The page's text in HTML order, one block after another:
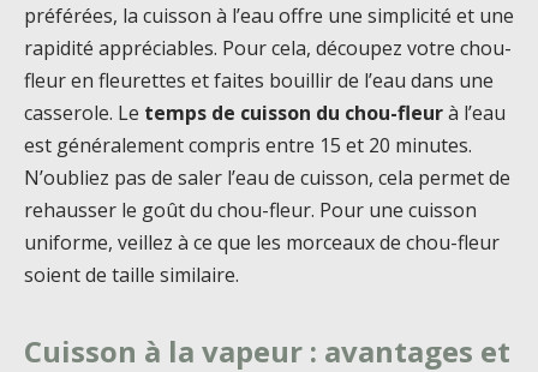
préférées, la cuisson à l’eau offre une simplicité et une
rapidité appréciables. Pour cela, découpez votre chou-
fleur en fleurettes et faites bouillir de l’eau dans une
casserole. Le temps de cuisson du chou-fleurà l’eau
est généralement compris entre 15 et 20 minutes.
N’oubliez pas de saler l’eau de cuisson, cela permet de
rehausser le goût du chou-fleur. Pour une cuisson
uniforme, veillez à ce que les morceaux de chou-fleur
soient de taille similaire.
Cuisson à la vapeur : avantages et